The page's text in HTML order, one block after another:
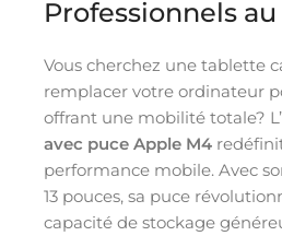
Professionnels
Vous cherchez une tablette
remplacer votre ordinateur
offrant une mobilité totale? L’
avec puce Apple M4
performance mobile. Avec
13 pouces, sa puce
capacité de stockage